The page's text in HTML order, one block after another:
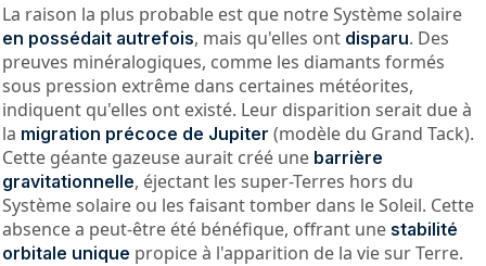
La raison la plus probable est que notre Système solaire
en possédait autrefois, mais qu'elles ont disparu. Des
preuves minéralogiques, comme les diamants formés
sous pression extrême dans certaines météorites,
indiquent qu'elles ont existé. Leur disparition serait due à
la migration précoce de Jupiter (modèle du Grand Tack).
Cette géante gazeuse aurait créé une barrière
gravitationnelle, éjectant les super-Terres hors du
Système solaire ou les faisant tomber dans le Soleil. Cette
absence a peut-être été bénéfique, offrant une stabilité
orbitale unique propice à l'apparition de la vie sur Terre.